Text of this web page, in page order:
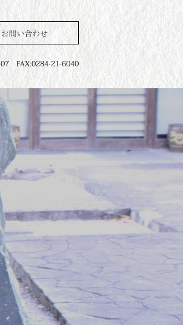
FAX:0284-21-6040